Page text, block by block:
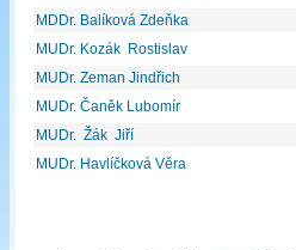
MDDr. Balíková Zdeňka
MUDr. Kozák Rostislav
MUDr. Zeman Jindřich
MUDr. Čaněk Lubomír
MUDr. Žák Jiří
MUDr. Havlíčková Věra